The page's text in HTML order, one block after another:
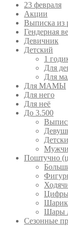
23 февраля
Акции
Выписка из
Гендерная
Девичник
Детский
1
Для
Для
Для МАМЫ
Для него
Для неё
До 3.500
Поштучно
Цифры
Шары
Сезонные